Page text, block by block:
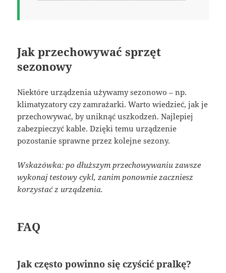
Jak przechowywać sprzęt
sezonowy
Niektóre urządzenia używamy sezonowo – np.
klimatyzatory czy zamrażarki. Warto wiedzieć, jak je
przechowywać, by uniknąć uszkodzeń. Najlepiej
zabezpieczyć kable. Dzięki temu urządzenie
pozostanie sprawne przez kolejne sezony.
Wskazówka: po dłuższym przechowywaniu zawsze
wykonaj testowy cykl, zanim ponownie zaczniesz
korzystać z urządzenia.
FAQ
Jak często powinno się czyścić pralkę?